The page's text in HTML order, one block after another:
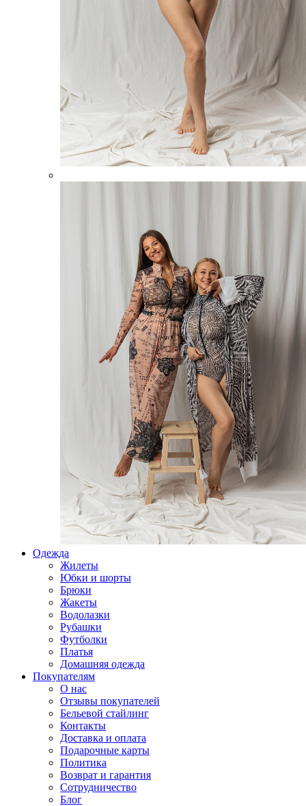
Одежда
Жилеты
Юбки и шорты
Брюки
Жакеты
Водолазки
Рубашки
Футболки
Платья
Домашняя одежда
Покупателям
О нас
Отзывы покупателей
Бельевой стайлинг
Контакты
Доставка и оплата
Подарочные карты
Политика
Возврат и гарантия
Сотрудничество
Блог